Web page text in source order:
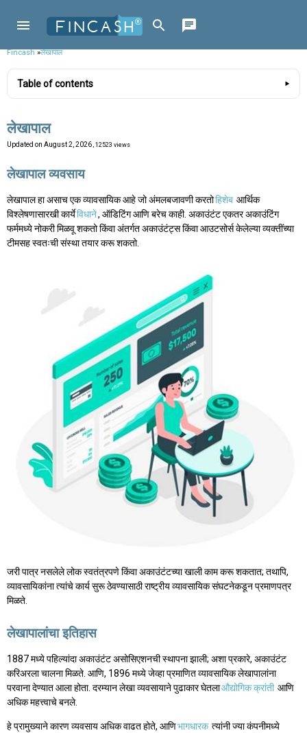
Fincash»लेखापाल
Table of contents
लेखापाल
Updated on August 2, 2026 , 12523 views
लेखापाल व्यवसाय
लेखापाल हा असाच एक व्यावसायिक आहे जो अंमलबजावणी करतोहिशेब आर्थिक
विश्लेषणासारखी कार्येविधाने, ऑडिटिंग आणि बरेच काही. अकाउंटंट एकतर अकाउंटिंग
फर्ममध्ये नोकरी मिळवू शकतो किंवा अंतर्गत अकाउंटंट्स किंवा आउटसोर्स केलेल्या व्यक्तींच्या
टीमसह स्वतःची संस्था तयार करू शकतो.
जरी पात्र नसलेले लोक स्वतंत्रपणे किंवा अकाउंटंटच्या खाली काम करू शकतात; तथापि,
व्यावसायिकांना त्यांचे कार्य सुरू ठेवण्यासाठी राष्ट्रीय व्यावसायिक संघटनेकडून प्रमाणपत्र
मिळते.
लेखापालांचा इतिहास
1887 मध्ये पहिल्यांदा अकाउंटंट असोसिएशनची स्थापना झाली; अशा प्रकारे, अकाउंटंट
करिअरला चालना मिळते. आणि, 1896 मध्ये जेव्हा प्रमाणित व्यावसायिक लेखापालांना
परवाना देण्यात आला होता. दरम्यान लेखा व्यवसायाने पुढाकार घेतलाऔद्योगिक क्रांती आणि
अधिक महत्त्वाचे बनले.
हे प्रामुख्याने कारण व्यवसाय अधिक वाढत होते, आणिभागधारक त्यांनी ज्या कंपनीमध्ये